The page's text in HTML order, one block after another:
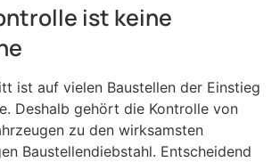
ist keine
ist auf vielen Baustellen der Einstieg
Deshalb gehört die Kontrolle von
zu den wirksamsten
Baustellendiebstahl. Entscheidend